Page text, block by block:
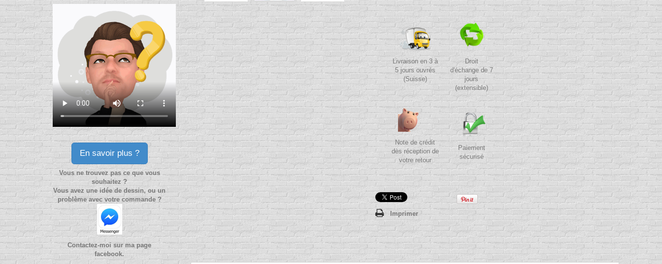
En savoir plus ?
Vous ne trouvez pas ce que vous
souhaitez ?
Vous avez une idée de dessin, ou un
problème avec votre commande ?
Contactez-moi sur ma page
facebook.
Livraison en 3 à
5 jours ouvrés
(Suisse)
Droit
d'échange de 7
jours
(extensible)
Note de crédit
dès réception de
votre retour
Paiement
sécurisé
Imprimer